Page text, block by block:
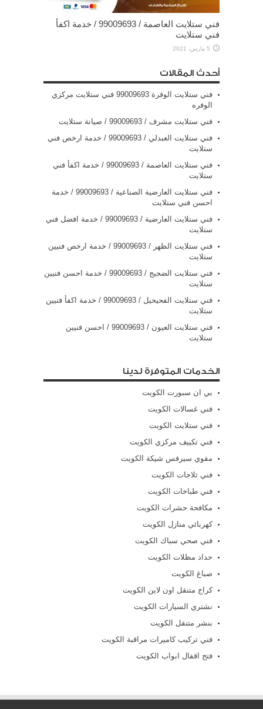
فني ستلايت العاصمة / 99009693 / خدمة اكفأ
فني ستلايت
5 مارس، 2021
أحدث المقالات
فني ستلايت الوفرة 99009693 فني ستلايت مركزي
الوفره
فني ستلايت مشرف / 99009693 / صيانة ستلايت
فني ستلايت العبدلي / 99009693 / خدمة ارخص فني
ستلايت
فني ستلايت العاصمة / 99009693 / خدمة اكفأ فني
ستلايت
فني ستلايت العارضية الصناعية / 99009693 / خدمة
احسن فني ستلايت
فني ستلايت العارضية / 99009693 / خدمة افضل فني
ستلايت
فني ستلايت الظهر / 99009693 / خدمة ارخص فنيين
ستلايت
فني ستلايت الضجيج / 99009693 / خدمة احسن فنيين
ستلايت
فني ستلايت الفحيحيل / 99009693 / خدمة اكفأ فنيين
ستلايت
فني ستلايت العيون / 99009693 / احسن فنيين
ستلايت
الخدمات المتوفرة لدينا
بي ان سبورت الكويت
فني غسالات الكويت
فني ستلايت الكويت
فني تكييف مركزي الكويت
مقوي سيرفس شيكة الكويت
فني ثلاجات الكويت
فني طباخات الكويت
مكافحة حشرات الكويت
كهربائي منازل الكويت
فني صحي سباك الكويت
حداد مظلات الكويت
صباغ الكويت
كراج متنقل اون لاين الكويت
نشتري السيارات الكويت
بنشر متنقل الكويت
فني تركيب كاميرات مراقبة الكويت
فتح اقفال ابواب الكويت